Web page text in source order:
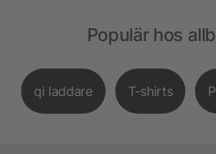
Populär hos
qi laddare T-shirts